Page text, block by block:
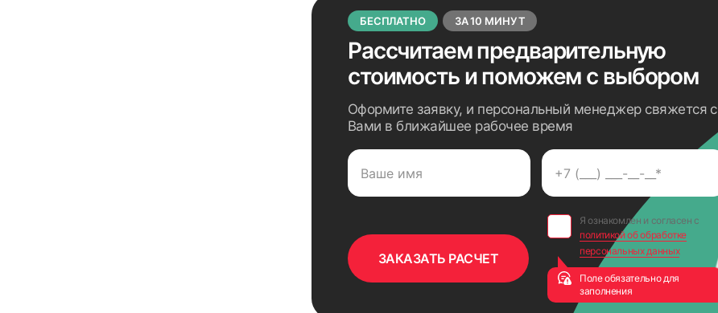
БЕСПЛАТНО ЗА 10 МИНУТ
Рассчитаем предварительную
стоимость и поможем с выбором
Оформите заявку, и персональный менеджер свяжется с
Вами в ближайшее рабочее время
Я ознакомлен и согласен с
политикой об обработке
персональных данных
Поле обязательно для
заполнения